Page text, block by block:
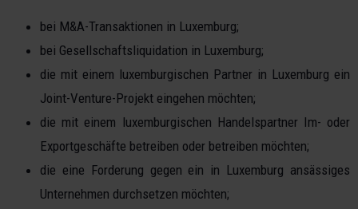
bei M&A-Transaktionen in Luxemburg;
bei Gesellschaftsliquidation in Luxemburg;
die mit einem luxemburgischen Partner in Luxemburg ein
Joint-Venture-Projekt eingehen möchten;
die mit einem luxemburgischen Handelspartner Im- oder
Exportgeschäfte betreiben oder betreiben möchten;
die eine Forderung gegen ein in Luxemburg ansässiges
Unternehmen durchsetzen möchten;